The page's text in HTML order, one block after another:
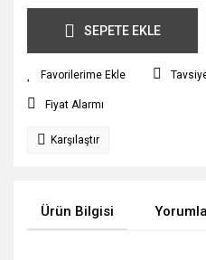
SEPETE EKLE
Fiyat Alarmı
Karşılaştır
Ürün Bilgisi